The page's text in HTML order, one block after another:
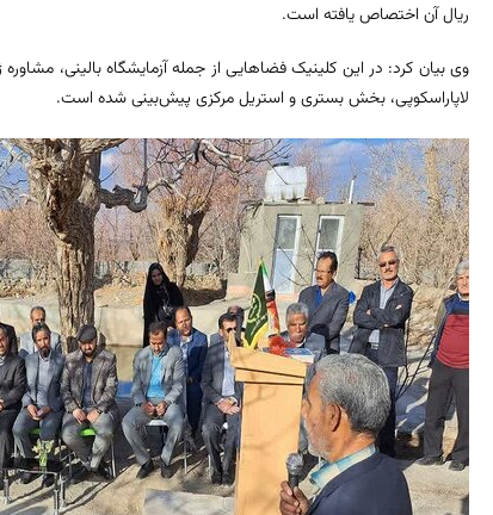
ریال آن اختصاص یافته است.
وی بیان کرد: در این کلینیک فضاهایی از جمله آزمایشگاه بالینی،
لاپاراسکوپی، بخش بستری و استریل مرکزی پیش‌بینی شده است.